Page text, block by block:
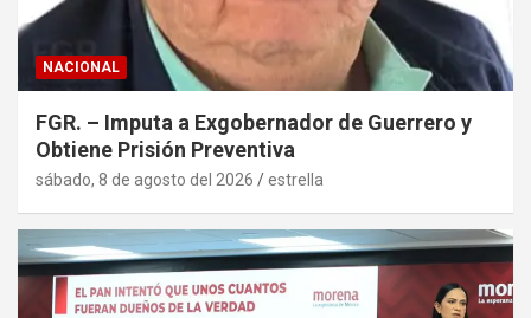
NACIONAL
FGR. – Imputa a Exgobernador de Guerrero y
Obtiene Prisión Preventiva
sábado, 8 de agosto del 2026 estrella